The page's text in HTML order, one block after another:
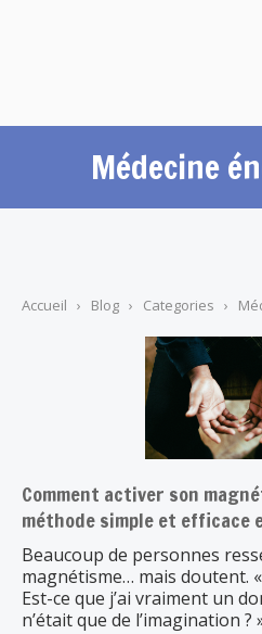
Médecine
Accueil › Blog › Categories ›
Comment activer son
méthode simple et efficace
Beaucoup de personnes
magnétisme… mais doutent.
Est-ce que j’ai vraiment un
n’était que de l’imagination ?